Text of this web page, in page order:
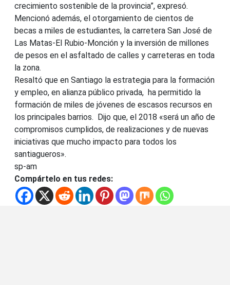
crecimiento sostenible de la provincia”, expresó.
Mencionó además, el otorgamiento de cientos de
becas a miles de estudiantes, la carretera San José de
Las Matas-El Rubio-Monción y la inversión de millones
de pesos en el asfaltado de calles y carreteras en toda
la zona.
Resaltó que en Santiago la estrategia para la formación
y empleo, en alianza público privada, ha permitido la
formación de miles de jóvenes de escasos recursos en
los principales barrios. Dijo que, el 2018 «será un año de
compromisos cumplidos, de realizaciones y de nuevas
iniciativas que mucho impacto para todos los
santiagueros».
sp-am
Compártelo en tus redes: